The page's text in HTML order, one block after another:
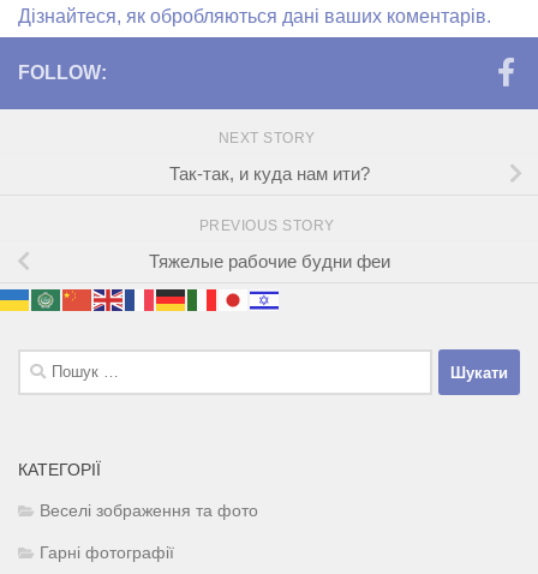
Дізнайтеся, як обробляються дані ваших коментарів.
FOLLOW:
NEXT STORY
Так-так, и куда нам ити?
PREVIOUS STORY
Тяжелые рабочие будни феи
Пошук:
КАТЕГОРІЇ
Веселі зображення та фото
Гарні фотографії